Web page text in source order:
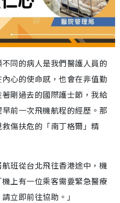
同的病人是我們醫護人員的
內心的使命感，也會在非值勤
剛過去的國際護士節，我給
前一次飛機航程的經歷。那
傷扶危的「南丁格爾」精
班從台北飛往香港途中，機
上有一位乘客需要緊急醫療
立即前往協助。」